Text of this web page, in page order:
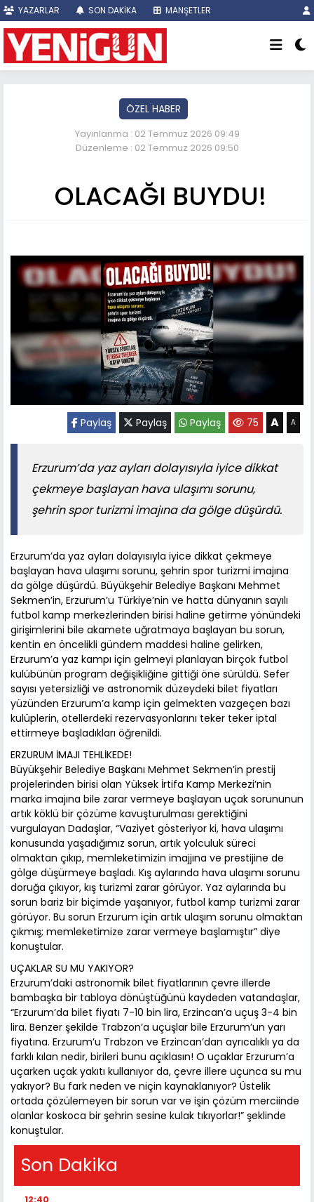
YAZARLAR SON DAKİKA MANŞETLER
ÖZEL HABER
Yayınlanma : 02 Temmuz 2026 09:49
Düzenleme : 02 Temmuz 2026 09:50
OLACAĞI BUYDU!
Paylaş Paylaş Paylaş 75 A A
Erzurum’da yaz ayları dolayısıyla iyice dikkat
çekmeye başlayan hava ulaşımı sorunu,
şehrin spor turizmi imajına da gölge düşürdü.
Erzurum’da yaz ayları dolayısıyla iyice dikkat çekmeye
başlayan hava ulaşımı sorunu, şehrin spor turizmi imajına
da gölge düşürdü. Büyükşehir Belediye Başkanı Mehmet
Sekmen’in, Erzurum’u Türkiye’nin ve hatta dünyanın sayılı
futbol kamp merkezlerinden birisi haline getirme yönündeki
girişimlerini bile akamete uğratmaya başlayan bu sorun,
kentin en öncelikli gündem maddesi haline gelirken,
Erzurum’a yaz kampı için gelmeyi planlayan birçok futbol
kulübünün program değişikliğine gittiği öne sürüldü. Sefer
sayısı yetersizliği ve astronomik düzeydeki bilet fiyatları
yüzünden Erzurum’a kamp için gelmekten vazgeçen bazı
kulüplerin, otellerdeki rezervasyonlarını teker teker iptal
ettirmeye başladıkları öğrenildi.
ERZURUM İMAJI TEHLİKEDE!
Büyükşehir Belediye Başkanı Mehmet Sekmen’in prestij
projelerinden birisi olan Yüksek İrtifa Kamp Merkezi’nin
marka imajına bile zarar vermeye başlayan uçak sorununun
artık köklü bir çözüme kavuşturulması gerektiğini
vurgulayan Dadaşlar, “Vaziyet gösteriyor ki, hava ulaşımı
konusunda yaşadığımız sorun, artık yolculuk süreci
olmaktan çıkıp, memleketimizin imajjına ve prestijine de
gölge düşürmeye başladı. Kış aylarında hava ulaşımı sorunu
doruğa çıkıyor, kış turizmi zarar görüyor. Yaz aylarında bu
sorun bariz bir biçimde yaşanıyor, futbol kamp turizmi zarar
görüyor. Bu sorun Erzurum için artık ulaşım sorunu olmaktan
çıkmış; memleketimize zarar vermeye başlamıştır” diye
konuştular.
UÇAKLAR SU MU YAKIYOR?
Erzurum’daki astronomik bilet fiyatlarının çevre illerde
bambaşka bir tabloya dönüştüğünü kaydeden vatandaşlar,
“Erzurum’da bilet fiyatı 7-10 bin lira, Erzincan’a uçuş 3-4 bin
lira. Benzer şekilde Trabzon’a uçuşlar bile Erzurum’un yarı
fiyatına. Erzurum’u Trabzon ve Erzincan’dan ayrıcalıklı ya da
farklı kılan nedir, birileri bunu açıklasın! O uçaklar Erzurum’a
uçarken uçak yakıtı kullanıyor da, çevre illere uçunca su mu
yakıyor? Bu fark neden ve niçin kaynaklanıyor? Üstelik
ortada çözülemeyen bir sorun var ve işin çözüm merciinde
olanlar koskoca bir şehrin sesine kulak tıkıyorlar!” şeklinde
konuştular.
Son Dakika